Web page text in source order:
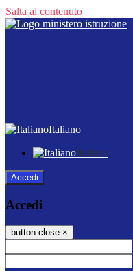
Salta al contenuto
Italiano
Italiano
Accedi
Accedi
button close ×